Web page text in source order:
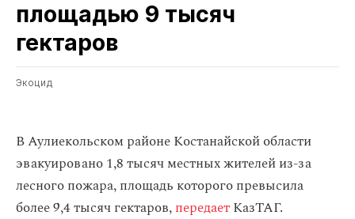
площадью 9 тысяч
гектаров
Экоцид
В Аулиекольском районе Костанайской области
эвакуировано 1,8 тысяч местных жителей из-за
лесного пожара, площадь которого превысила
более 9,4 тысяч гектаров,передаетКазТАГ.